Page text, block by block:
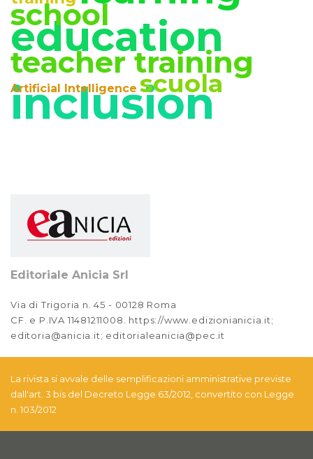
school
education
teacher training
Artificial Intelligence scuola
inclusion
Editoriale Anicia Srl
Via di Trigoria n. 45 - 00128 Roma
CF. e P.IVA 11481211008. https://www.edizionianicia.it;
editoria@anicia.it; editorialeanicia@pec.it
La rivista si avvale delle semplificazioni amministrative previste
dall'art. 3 bis del Decreto Legge 63/2012, convertito con Legge
n. 103/2012